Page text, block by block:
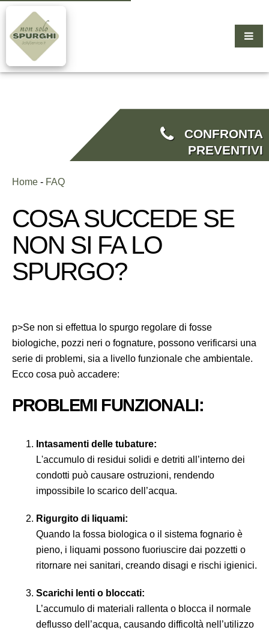
CONFRONTA
PREVENTIVI
Home - FAQ
COSA SUCCEDE SE
NON SI FA LO
SPURGO?
p>Se non si effettua lo spurgo regolare di fosse
biologiche, pozzi neri o fognature, possono verificarsi una
serie di problemi, sia a livello funzionale che ambientale.
Ecco cosa può accadere:
PROBLEMI FUNZIONALI:
Intasamenti delle tubature:
L'accumulo di residui solidi e detriti all’interno dei
condotti può causare ostruzioni, rendendo
impossibile lo scarico dell’acqua.
Rigurgito di liquami:
Quando la fossa biologica o il sistema fognario è
pieno, i liquami possono fuoriuscire dai pozzetti o
ritornare nei sanitari, creando disagi e rischi igienici.
Scarichi lenti o bloccati:
L’accumulo di materiali rallenta o blocca il normale
deflusso dell’acqua, causando difficoltà nell’utilizzo